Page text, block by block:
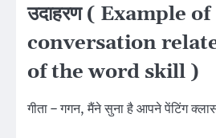
उदाहरण ( Example of
conversation
of the word skill )
गीता – गगन, मैंने सुना है आपने पेंटिंग